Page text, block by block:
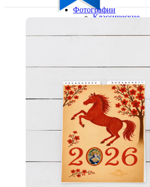
Фотографии
Классические
10х10
15х20
20х30
30х30
30х40
А4
Фото
рамке
10х10
10×15
13×18
15×15
15×20